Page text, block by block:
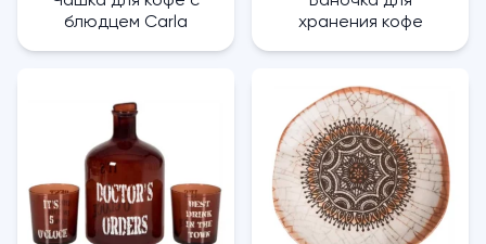
блюдцем Carla
хранения кофе